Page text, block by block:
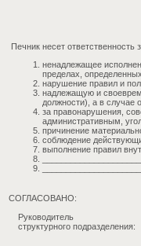
Печник несет ответственность
ненадлежащее
пределах,
нарушение правил и
надлежащую и
должности), а в случае
за правонарушения,
административным,
причинение
соблюдение
выполнение правил
СОГЛАСОВАНО:
Руководитель
структурного подразделения: